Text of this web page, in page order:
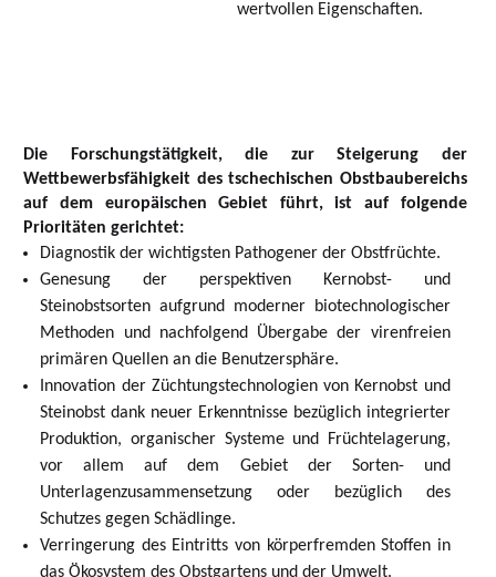
wertvollen Eigenschaften.
Die Forschungstätigkeit, die zur Steigerung der
Wettbewerbsfähigkeit des tschechischen Obstbaubereichs
auf dem europäischen Gebiet führt, ist auf folgende
Prioritäten gerichtet:
Diagnostik der wichtigsten Pathogener der Obstfrüchte.
Genesung der perspektiven Kernobst- und
Steinobstsorten aufgrund moderner biotechnologischer
Methoden und nachfolgend Übergabe der virenfreien
primären Quellen an die Benutzersphäre.
Innovation der Züchtungstechnologien von Kernobst und
Steinobst dank neuer Erkenntnisse bezüglich integrierter
Produktion, organischer Systeme und Früchtelagerung,
vor allem auf dem Gebiet der Sorten- und
Unterlagenzusammensetzung oder bezüglich des
Schutzes gegen Schädlinge.
Verringerung des Eintritts von körperfremden Stoffen in
das Ökosystem des Obstgartens und der Umwelt.